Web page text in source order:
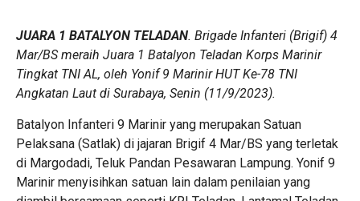
JUARA 1 BATALYON TELADAN. Brigade Infanteri (Brigif) 4
Mar/BS meraih Juara 1 Batalyon Teladan Korps Marinir
Tingkat TNI AL, oleh Yonif 9 Marinir HUT Ke-78 TNI
Angkatan Laut di Surabaya, Senin (11/9/2023).
Batalyon Infanteri 9 Marinir yang merupakan Satuan
Pelaksana (Satlak) di jajaran Brigif 4 Mar/BS yang terletak
di Margodadi, Teluk Pandan Pesawaran Lampung. Yonif 9
Marinir menyisihkan satuan lain dalam penilaian yang